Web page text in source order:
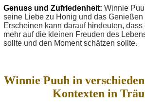
Genuss und Zufriedenheit: Winnie
seine Liebe zu Honig und das
Erscheinen kann darauf hindeuten, dass
mehr auf die kleinen Freuden des
sollte und den Moment schätzen sollte.
Winnie Puuh in
Kontexten in